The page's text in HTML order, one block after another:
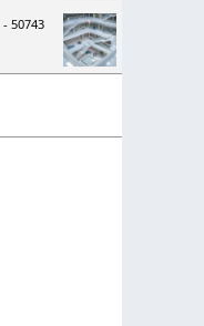
- 50743